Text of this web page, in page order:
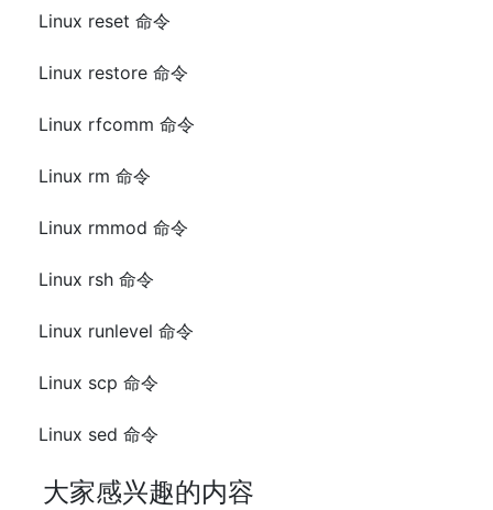
Linux reset 命令
Linux restore 命令
Linux rfcomm 命令
Linux rm 命令
Linux rmmod 命令
Linux rsh 命令
Linux runlevel 命令
Linux scp 命令
Linux sed 命令
大家感兴趣的内容